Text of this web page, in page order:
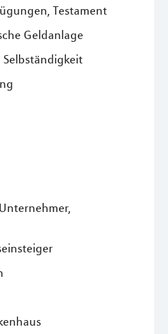
Testament
Geldanlage
Selbständigkeit